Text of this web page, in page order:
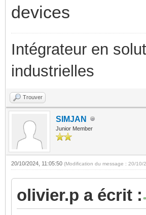
devices
Intégrateur en
industrielles
Trouver
SIMJAN
Junior Member
20/10/2024, 11:05:50 (Modification du message : 20/10/
olivier.p a écrit :